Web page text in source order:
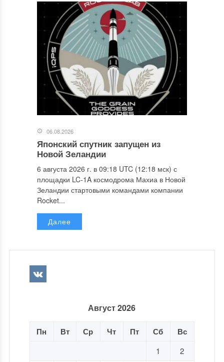
06.08.2026
Японский спутник запущен из
Новой Зеландии
6 августа 2026 г. в 09:18 UTC (12:18 мск) с
площадки LC-1A космодрома Махиа в Новой
Зеландии стартовыми командами компании
Rocket...
Далее
Август 2026
Пн Вт Ср Чт Пт Сб Вс
1
2